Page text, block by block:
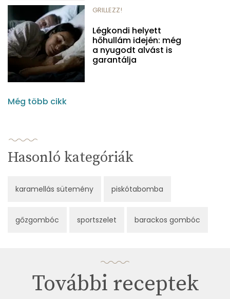
GRILLEZZ!
Légkondi helyett
hőhullám idején: még
a nyugodt alvást is
garantálja
Még több cikk
Hasonló kategóriák
karamellás sütemény piskótabomba
gőzgombóc sportszelet barackos gombóc
További receptek